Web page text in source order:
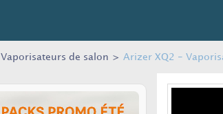
Vaporisateurs de salon > Arizer XQ2 -